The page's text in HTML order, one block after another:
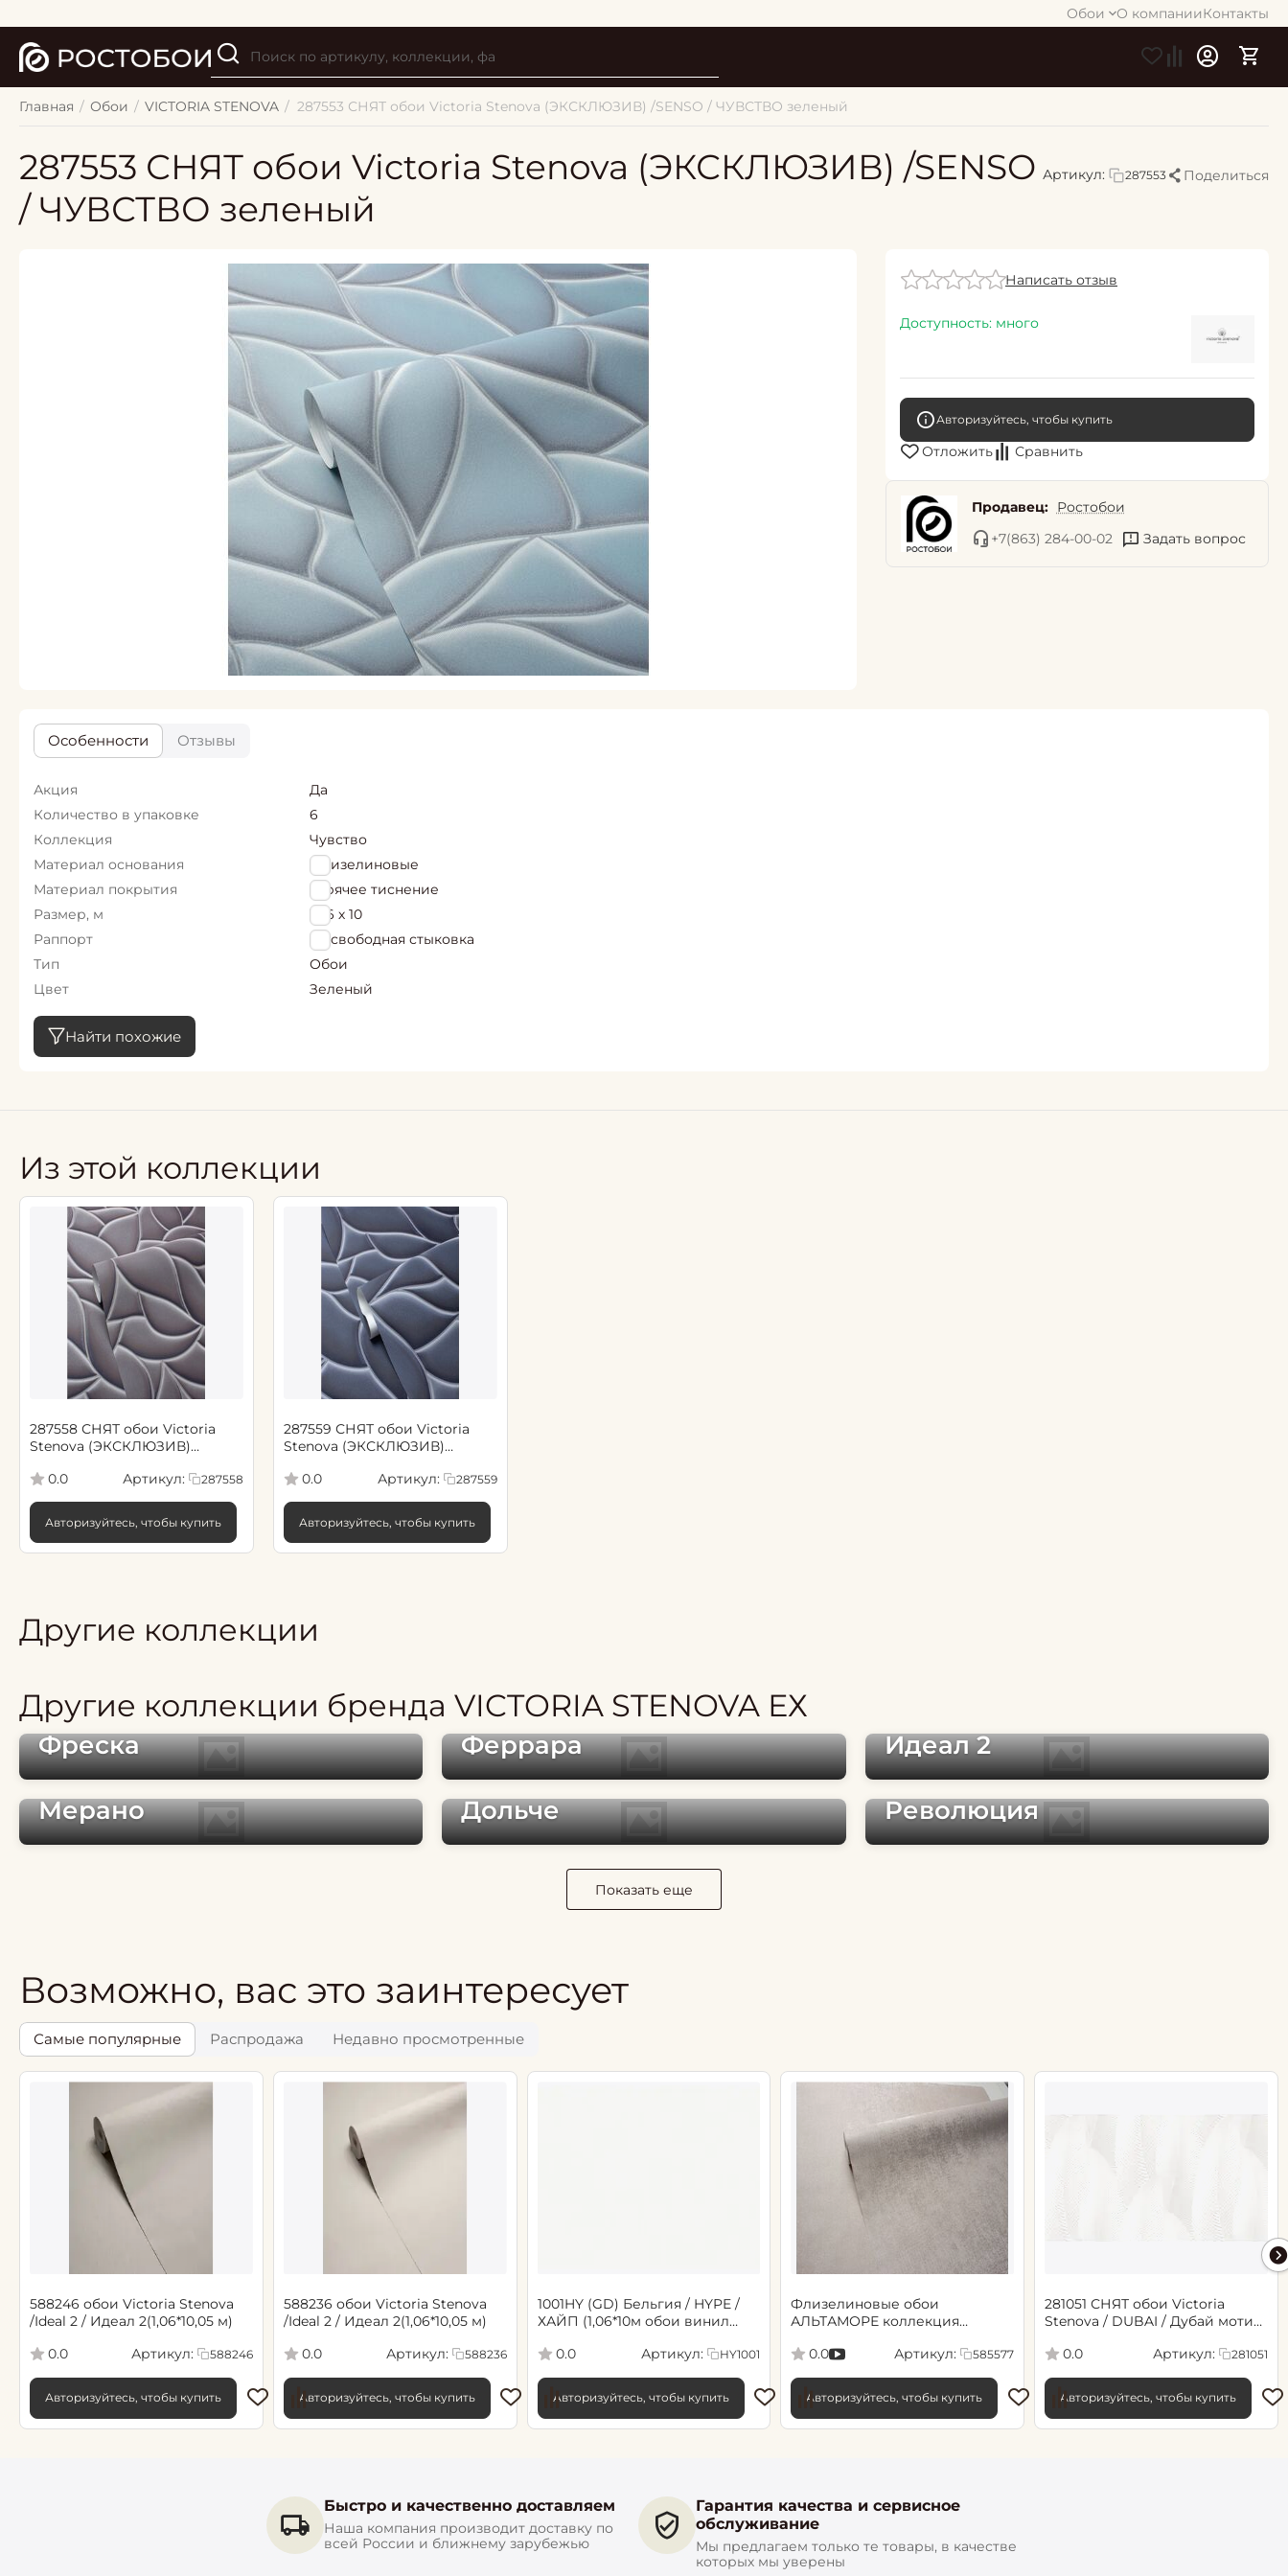
Обои О компанииКонтакты
Главная / Обои / VICTORIA STENOVA / 287553 СНЯТ обои Victoria Stenova (ЭКСКЛЮЗИВ) /SENSO / ЧУВСТВО зеленый
287553 СНЯТ обои Victoria Stenova (ЭКСКЛЮЗИВ) /SENSO
/ ЧУВСТВО зеленый
Артикул: 287553 Поделиться
Написать отзыв
Доступность: много
Авторизуйтесь, чтобы купить
Отложить Сравнить
Продавец: Ростобои
+7(863) 284-00-02
Задать вопрос
Особенности Отзывы
Акция
Да
Количество в упаковке
6
Коллекция
Чувство
Материал основания
Флизелиновые
Материал покрытия
горячее тиснение
Размер, м
1,06 х 10
Раппорт
64 свободная стыковка
Тип
Обои
Цвет
Зеленый
Найти похожие
Из этой коллекции
287558 СНЯТ обои Victoria
Stenova (ЭКСКЛЮЗИВ)
коричневый
0.0 Артикул: 287558
Авторизуйтесь, чтобы купить
287559 СНЯТ обои Victoria
Stenova (ЭКСКЛЮЗИВ)
коричневый
0.0 Артикул: 287559
Авторизуйтесь, чтобы купить
Другие коллекции
Другие коллекции бренда VICTORIA STENOVA ЕХ
Фреска Феррара Идеал 2
Мерано Дольче Революция
Показать еще
Возможно, вас это заинтересует
Самые популярные Распродажа Недавно просмотренные
588246 обои Victoria Stenova
/Ideal 2 / Идеал 2(1,06*10,05 м)
0.0
Артикул: 588246
Авторизуйтесь, чтобы купить
588236 обои Victoria Stenova
/Ideal 2 / Идеал 2(1,06*10,05 м)
0.0
Артикул: 588236
Авторизуйтесь, чтобы купить
1001HY (GD) Бельгия / HYPE /
ХАЙП (1,06*10м обои винил
0.0
Артикул: HY1001
Авторизуйтесь, чтобы купить
Флизелиновые обои
АЛЬТАМОРЕ коллекция
0.0
Артикул: 585577
Авторизуйтесь, чтобы купить
281051 СНЯТ обои Victoria
Stenova / DUBAI / Дубай мотив
0.0
Артикул: 281051
Авторизуйтесь, чтобы купить
Быстро и качественно доставляем
Наша компания производит доставку по
всей России и ближнему зарубежью
Гарантия качества и сервисное
обслуживание
Мы предлагаем только те товары, в качестве
которых мы уверены